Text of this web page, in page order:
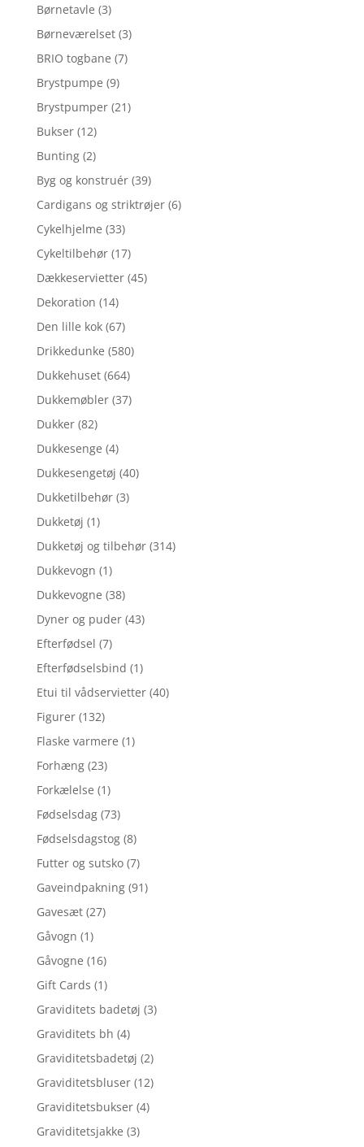
Børnetavle (3)
Børneværelset (3)
BRIO togbane (7)
Brystpumpe (9)
Brystpumper (21)
Bukser (12)
Bunting (2)
Byg og konstruér (39)
Cardigans og striktrøjer (6)
Cykelhjelme (33)
Cykeltilbehør (17)
Dækkeservietter (45)
Dekoration (14)
Den lille kok (67)
Drikkedunke (580)
Dukkehuset (664)
Dukkemøbler (37)
Dukker (82)
Dukkesenge (4)
Dukkesengetøj (40)
Dukketilbehør (3)
Dukketøj (1)
Dukketøj og tilbehør (314)
Dukkevogn (1)
Dukkevogne (38)
Dyner og puder (43)
Efterfødsel (7)
Efterfødselsbind (1)
Etui til vådservietter (40)
Figurer (132)
Flaske varmere (1)
Forhæng (23)
Forkælelse (1)
Fødselsdag (73)
Fødselsdagstog (8)
Futter og sutsko (7)
Gaveindpakning (91)
Gavesæt (27)
Gåvogn (1)
Gåvogne (16)
Gift Cards (1)
Graviditets badetøj (3)
Graviditets bh (4)
Graviditetsbadetøj (2)
Graviditetsbluser (12)
Graviditetsbukser (4)
Graviditetsjakke (3)